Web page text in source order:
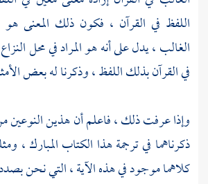
اللفظ في القرآن ، فكون ذلك المعنى هو
الغالب ، يدل على أنه هو المراد في محل
في القرآن بذلك اللفظ ، وذكرنا له بعض
وإذا عرفت ذلك ، فاعلم أن هذين النوعين
ذكرناهما في ترجمة هذا الكتاب المبارك ،
كلاهما موجود في هذه الآية ، التي نحن